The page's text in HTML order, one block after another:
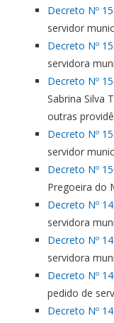
Decreto Nº
servidor
Decreto Nº
servidora
Decreto Nº
Sabrina Silva
outras
Decreto Nº
servidor
Decreto Nº
Pregoeira do
Decreto Nº
servidora
Decreto Nº
servidora
Decreto Nº
pedido de
Decreto Nº